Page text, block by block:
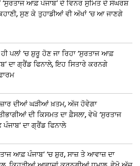
‘ਸੁਰਤਾਜ ਆਫ਼ ਪੰਜਾਬ’ ਦੇ ਵਿਨਰ ਸੁਮਿਤ ਦੇ ਸੰਘਰਸ਼
ਸੁਣ ਕੇ ਤੁਹਾਡੀਆਂ ਵੀ ਅੱਖਾਂ ‘ਚ ਆ ਜਾਣਗੇ
ਪਲਾਂ ‘ਚ ਸ਼ੁਰੂ ਹੋਣ ਜਾ ਰਿਹਾ ‘ਸੁਰਤਾਜ ਆਫ਼
ਦਾ ਗ੍ਰੈਂਡ ਫਿਨਾਲੇ, ਇਹ ਸਿਤਾਰੇ ਕਰਨਗੇ
ਦੀਆਂ ਘੜੀਆਂ ਖ਼ਤਮ, ਅੱਜ ਹੋਵੇਗਾ
ਦੀ ਕਿਸਮਤ ਦਾ ਫ਼ੈਸਲਾ, ਵੇਖੋ ‘ਸੁਰਤਾਜ
ਦਾ ਗ੍ਰੈਂਡ ਫਿਨਾਲੇ
ਆਫ਼ ਪੰਜਾਬ’ ‘ਚ ਸ਼ੁਰ, ਸਾਜ਼ ਤੇ ਆਵਾਜ਼ ਦਾ